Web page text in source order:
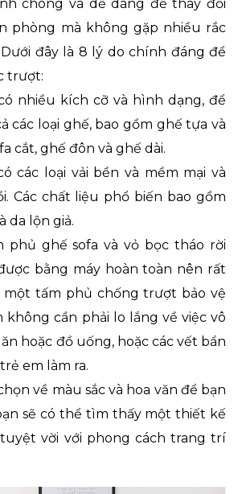
chóng và dễ dàng để thay đổi
phòng mà không gặp nhiều rắc
đây là 8 lý do chính đáng để
trượt:
nhiều kích cỡ và hình dạng, để
các loại ghế, bao gồm ghế tựa và
cắt, ghế đôn và ghế dài.
các loại vải bền và mềm mại và
Các chất liệu phổ biến bao gồm
da lộn giả.
phủ ghế sofa và vỏ bọc tháo rời
bằng máy hoàn toàn nên rất
một tấm phủ chống trượt bảo vệ
không cần phải lo lắng về việc vô
hoặc đồ uống, hoặc các vết bẩn
em làm ra.
về màu sắc và hoa văn để bạn
sẽ có thể tìm thấy một thiết kế
vời với phong cách trang trí